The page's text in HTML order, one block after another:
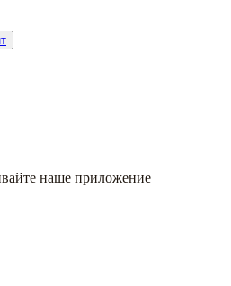
наше приложение